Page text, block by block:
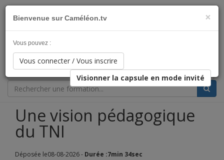
L'éducation qui s'adapte à votre rythme !
Catégorie
Clientèle Cible
Une vision pédagogique
du TNI
Déposée le08-08-2026 - Durée :7min 34sec
×
Bienvenue sur Caméléon.tv
Vous pouvez :
Vous connecter / Vous inscrire
Visionner la capsule en mode invité